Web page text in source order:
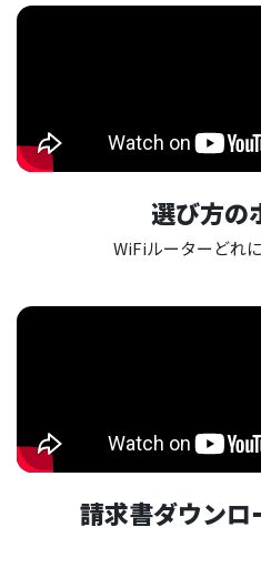
選び方の
WiFiルーターどれ
請求書ダウン